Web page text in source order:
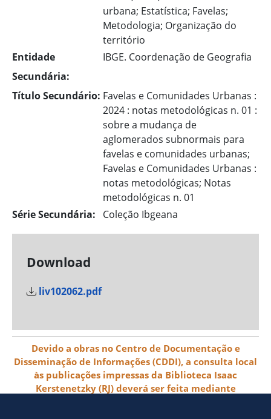
urbana; Estatística; Favelas;
Metodologia; Organização do
território
Entidade
Secundária:
IBGE. Coordenação de Geografia
Título Secundário: Favelas e Comunidades Urbanas :
2024 : notas metodológicas n. 01 :
sobre a mudança de
aglomerados subnormais para
favelas e comunidades urbanas;
Favelas e Comunidades Urbanas :
notas metodológicas; Notas
metodológicas n. 01
Série Secundária:
Coleção Ibgeana
Download
liv102062.pdf
Devido a obras no Centro de Documentação e
Disseminação de Informações (CDDI), a consulta local
às publicações impressas da Biblioteca Isaac
Kerstenetzky (RJ) deverá ser feita mediante